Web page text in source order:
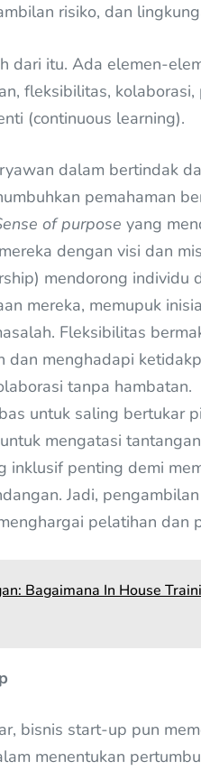
risiko, dan
dari itu. Ada elemen-
fleksibilitas,
(continuous learning).
dalam bertindak
pemahaman
of purpose yang
dengan visi dan
mendorong individu
mereka, memupuk
Fleksibilitas
dan menghadapi
tanpa
untuk saling bertukar
mengatasi
inklusif penting demi
Jadi,
pelatihan dan
Bagaimana In House
bisnis start-up pun
menentukan